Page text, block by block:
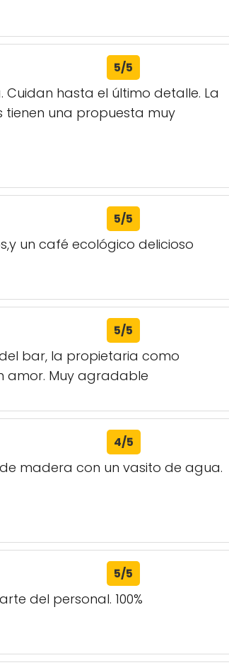
5/5
hasta el último detalle. La
una propuesta muy
5/5
un café ecológico delicioso
5/5
bar, la propietaria como
amor. Muy agradable
4/5
madera con un vasito de agua.
5/5
del personal. 100%